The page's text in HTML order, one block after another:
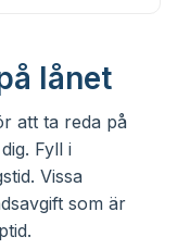
lånet
att ta reda på
Fyll i
Vissa
som är